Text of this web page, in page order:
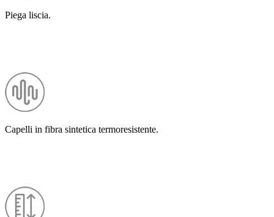
Piega liscia.
Capelli in fibra sintetica termoresistente.